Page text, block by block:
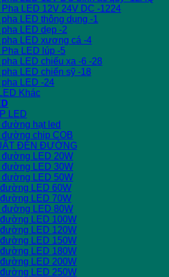
LED 12V 24V DC -1224
LED thông dụng -1
LED dẹp -2
LED xương cá -4
LED lúp -5
LED chiếu xa -6 -28
LED chiến sỹ -18
LED -24
Khác
LED
hạt led
chip COB
ĐÈN ĐƯỜNG
LED 20W
LED 30W
LED 50W
LED 60W
LED 70W
LED 80W
LED 100W
LED 120W
LED 150W
LED 180W
LED 200W
LED 250W